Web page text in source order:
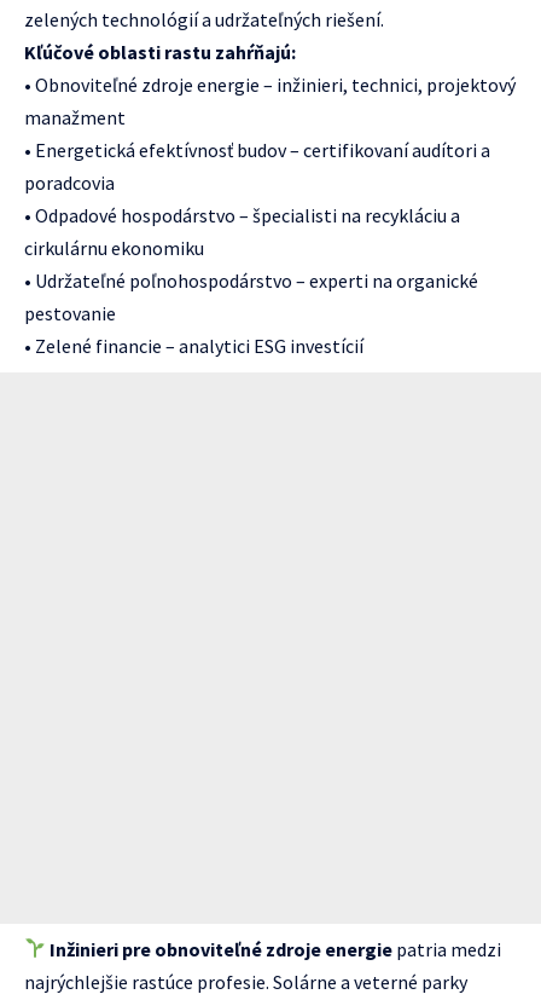
zelených technológií a udržateľných riešení.
Kľúčové oblasti rastu zahŕňajú:
• Obnoviteľné zdroje energie – inžinieri, technici, projektový
manažment
• Energetická efektívnosť budov – certifikovaní audítori a
poradcovia
• Odpadové hospodárstvo – špecialisti na recykláciu a
cirkulárnu ekonomiku
• Udržateľné poľnohospodárstvo – experti na organické
pestovanie
• Zelené financie – analytici ESG investícií
Inžinieri pre obnoviteľné zdroje energie patria medzi
najrýchlejšie rastúce profesie. Solárne a veterné parky